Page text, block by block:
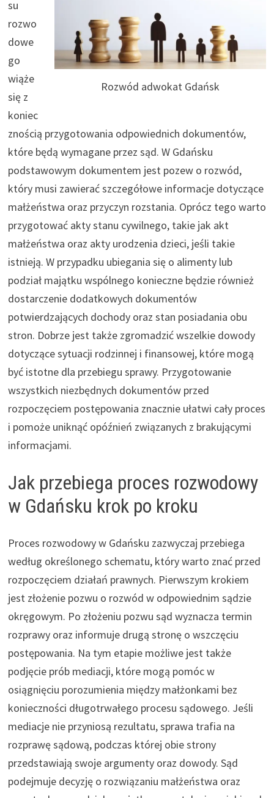
Rozwód adwokat Gdańsk
su
rozwo
dowe
go
wiąże
się z
koniec
znością przygotowania odpowiednich dokumentów,
które będą wymagane przez sąd. W Gdańsku
podstawowym dokumentem jest pozew o rozwód,
który musi zawierać szczegółowe informacje dotyczące
małżeństwa oraz przyczyn rozstania. Oprócz tego warto
przygotować akty stanu cywilnego, takie jak akt
małżeństwa oraz akty urodzenia dzieci, jeśli takie
istnieją. W przypadku ubiegania się o alimenty lub
podział majątku wspólnego konieczne będzie również
dostarczenie dodatkowych dokumentów
potwierdzających dochody oraz stan posiadania obu
stron. Dobrze jest także zgromadzić wszelkie dowody
dotyczące sytuacji rodzinnej i finansowej, które mogą
być istotne dla przebiegu sprawy. Przygotowanie
wszystkich niezbędnych dokumentów przed
rozpoczęciem postępowania znacznie ułatwi cały proces
i pomoże uniknąć opóźnień związanych z brakującymi
informacjami.
Jak przebiega proces rozwodowy
w Gdańsku krok po kroku
Proces rozwodowy w Gdańsku zazwyczaj przebiega
według określonego schematu, który warto znać przed
rozpoczęciem działań prawnych. Pierwszym krokiem
jest złożenie pozwu o rozwód w odpowiednim sądzie
okręgowym. Po złożeniu pozwu sąd wyznacza termin
rozprawy oraz informuje drugą stronę o wszczęciu
postępowania. Na tym etapie możliwe jest także
podjęcie prób mediacji, które mogą pomóc w
osiągnięciu porozumienia między małżonkami bez
konieczności długotrwałego procesu sądowego. Jeśli
mediacje nie przyniosą rezultatu, sprawa trafia na
rozprawę sądową, podczas której obie strony
przedstawiają swoje argumenty oraz dowody. Sąd
podejmuje decyzję o rozwiązaniu małżeństwa oraz